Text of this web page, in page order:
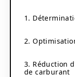
1.
2.
3. Réduction
de carburant